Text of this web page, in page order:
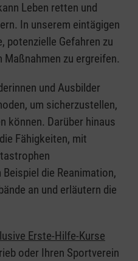
Leben retten und
In unserem eintägigen
potenzielle Gefahren zu
zu ergreifen.
und Ausbilder
um sicherzustellen,
können. Darüber hinaus
Fähigkeiten, mit
die Reanimation,
an und erläutern die
Erste-Hilfe-Kurse
oder Ihren Sportverein